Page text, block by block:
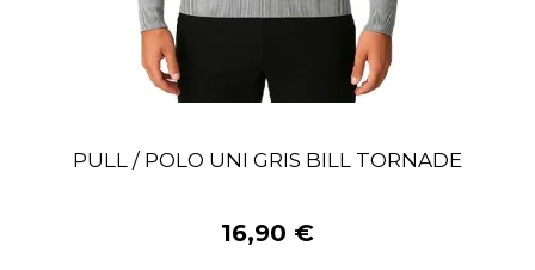
PULL / POLO UNI GRIS BILL TORNADE
16,90 €